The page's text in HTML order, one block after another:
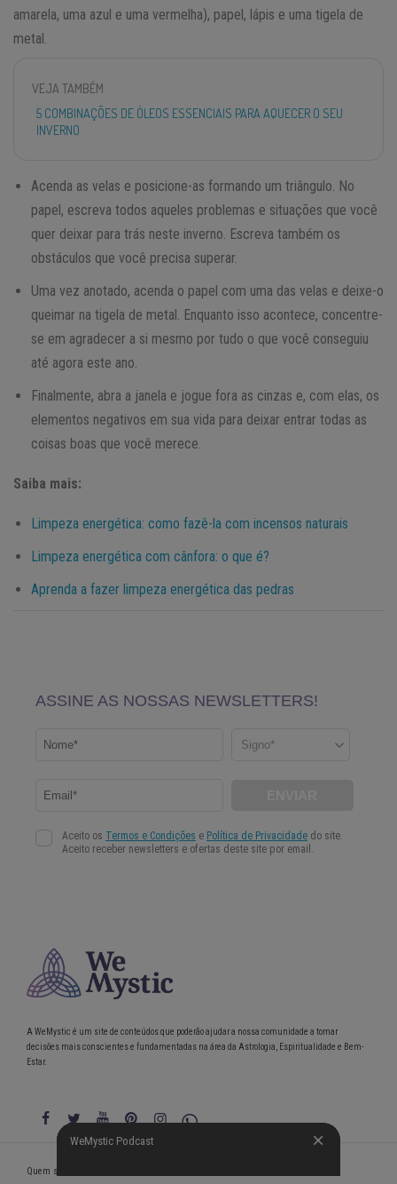
amarela, uma azul e uma vermelha), papel, lápis e uma tigela de
metal.
VEJA TAMBÉM
5 COMBINAÇÕES DE ÓLEOS ESSENCIAIS PARA AQUECER O SEU
INVERNO
Acenda as velas e posicione-as formando um triângulo. No
papel, escreva todos aqueles problemas e situações que você
quer deixar para trás neste inverno. Escreva também os
obstáculos que você precisa superar.
Uma vez anotado, acenda o papel com uma das velas e deixe-o
queimar na tigela de metal. Enquanto isso acontece, concentre-
se em agradecer a si mesmo por tudo o que você conseguiu
até agora este ano.
Finalmente, abra a janela e jogue fora as cinzas e, com elas, os
elementos negativos em sua vida para deixar entrar todas as
coisas boas que você merece.
Saiba mais:
Limpeza energética: como fazê-la com incensos naturais
Limpeza energética com cânfora: o que é?
Aprenda a fazer limpeza energética das pedras
WeMystic Podcast
A WeMystic é um site de conteúdos que poderão ajudar a nossa comunidade a tomar
decisões mais conscientes e fundamentadas na área da Astrologia, Espiritualidade e Bem-
Estar.
WeMystic Podcast
Quem somos